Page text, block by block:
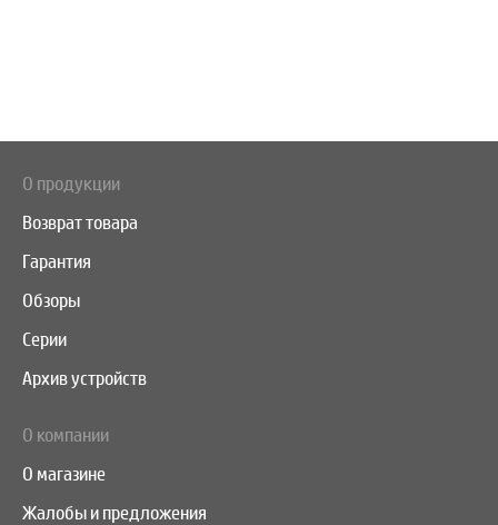
О продукции
Возврат товара
Гарантия
Обзоры
Серии
Архив устройств
О компании
О магазине
Жалобы и предложения